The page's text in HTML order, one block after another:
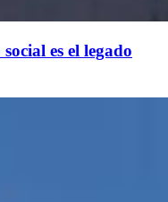
es el legado